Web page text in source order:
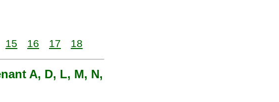
15 16 17 18
A, D, L, M, N,